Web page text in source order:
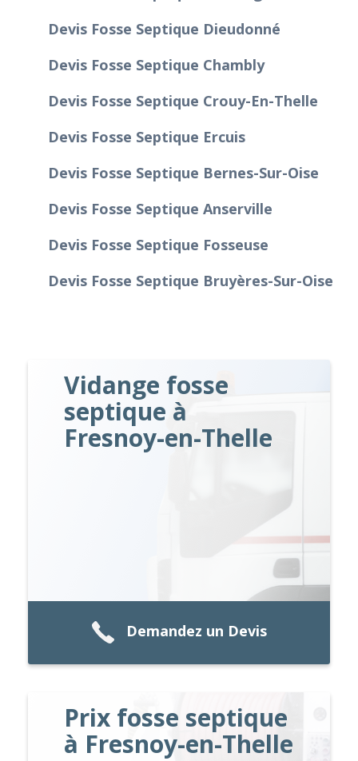
Devis Fosse Septique Dieudonné
Devis Fosse Septique Chambly
Devis Fosse Septique Crouy-En-Thelle
Devis Fosse Septique Ercuis
Devis Fosse Septique Bernes-Sur-Oise
Devis Fosse Septique Anserville
Devis Fosse Septique Fosseuse
Devis Fosse Septique Bruyères-Sur-Oise
Vidange fosse
septique à
Fresnoy-en-Thelle
Demandez un Devis
Prix fosse septique
à Fresnoy-en-Thelle